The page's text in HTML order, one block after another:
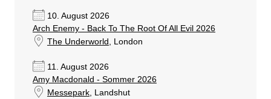
10. August 2026
Arch Enemy - Back To The Root Of All Evil 2026
The Underworld
, London
11. August 2026
Amy Macdonald - Sommer 2026
Messepark, Landshut